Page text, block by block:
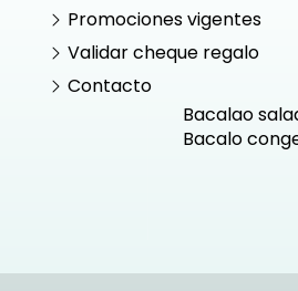
Promociones vigentes
Validar cheque regalo
Contacto
Bacalao
Bacalo